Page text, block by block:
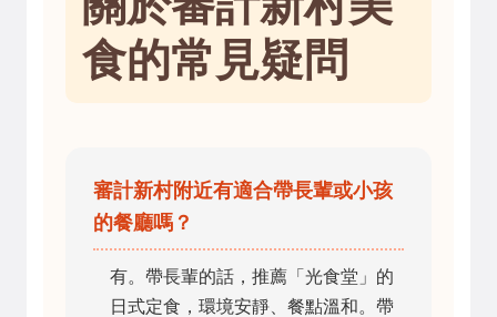
食的常見疑問
審計新村附近有適合帶長輩或小孩
的餐廳嗎？
有。帶長輩的話，推薦「光食堂」的
日式定食，環境安靜、餐點溫和。帶